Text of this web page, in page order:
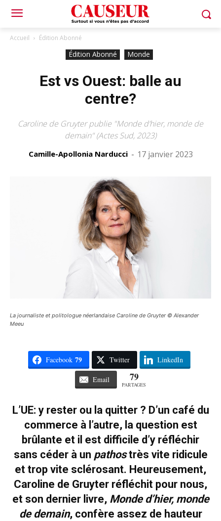
Accueil Édition Abonné
Édition Abonné Monde
Est vs Ouest: balle au
centre?
Caroline de Gruyter publie "Monde d’hier, monde de
demain" (Actes Sud, 2023)
Camille-Apollonia Narducci - 17 janvier 2023
La journaliste et politologue néerlandaise Caroline de Gruyter © Alexander
Meeu
Facebook 79 Twitter LinkedIn
Email 79
PARTAGES
L’UE: y rester ou la quitter ? D’un café du
commerce à l’autre, la question est
brûlante et il est difficile d’y réfléchir
sans céder à un pathostrès vite ridicule
et trop vite sclérosant. Heureusement,
Caroline de Gruyter réfléchit pour nous,
et son dernier livre, Monde d’hier, monde
de demain, confère assez de hauteur